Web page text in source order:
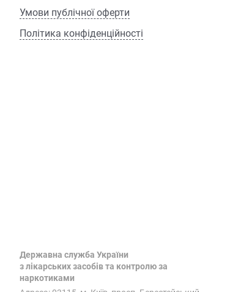
Умови публічної оферти
Політика конфіденційності
Державна служба України
з лікарських засобів та контролю за
наркотиками